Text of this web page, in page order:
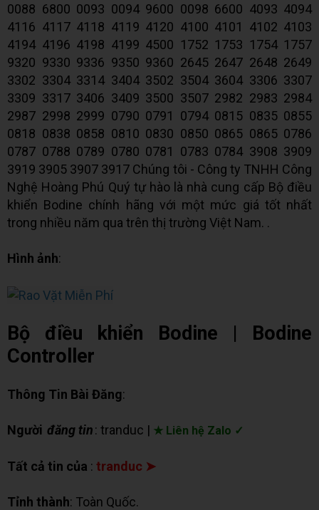
0088 6800 0093 0094 9600 0098 6600 4093 4094
4116 4117 4118 4119 4120 4100 4101 4102 4103
4194 4196 4198 4199 4500 1752 1753 1754 1757
9320 9330 9336 9350 9360 2645 2647 2648 2649
3302 3304 3314 3404 3502 3504 3604 3306 3307
3309 3317 3406 3409 3500 3507 2982 2983 2984
2987 2998 2999 0790 0791 0794 0815 0835 0855
0818 0838 0858 0810 0830 0850 0865 0865 0786
0787 0788 0789 0780 0781 0783 0784 3908 3909
3919 3905 3907 3917 Chúng tôi - Công ty TNHH Công
Nghệ Hoàng Phú Quý tự hào là nhà cung cấp Bộ điều
khiển Bodine chính hãng với một mức giá tốt nhất
trong nhiều năm qua trên thị trường Việt Nam. .
Hình ảnh:
Bộ điều khiển Bodine | Bodine
Controller
Thông Tin Bài Đăng:
Người đăng tin: tranduc | ★ Liên hệ Zalo ✓
Tất cả tin của : tranduc ➤
Tỉnh thành: Toàn Quốc.